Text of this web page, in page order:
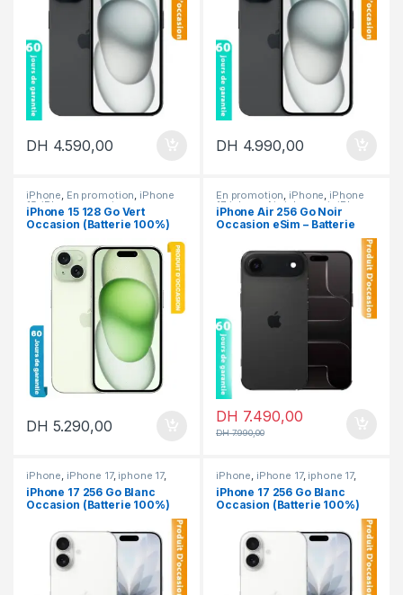
DH 4.590,00 DH 4.990,00
iPhone, En promotion, iPhone
15, iPhone occasion
iPhone 15 128 Go Vert
Occasion (Batterie 100%)
DH 5.290,00
En promotion, iPhone, iPhone
17,iphone Air, iphone air ,iPhone
occasion
iPhone Air 256 Go Noir
Occasion eSim – Batterie
DH 7.490,00
DH7.990,00
iPhone, iPhone 17, iphone 17,
iPhone occasion
iPhone 17 256 Go Blanc
Occasion (Batterie 100%)
iPhone, iPhone 17, iphone 17,
iPhone occasion
iPhone 17 256 Go Blanc
Occasion (Batterie 100%)